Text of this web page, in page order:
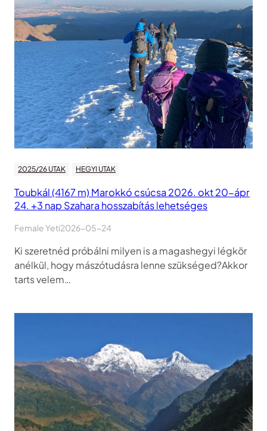
2025/26 UTAK HEGYI UTAK
Toubkál (4167 m) Marokkó csúcsa 2026. okt 20-ápr
24. +3 nap Szahara hosszabítás lehetséges
Female Yeti2026-05-24
Ki szeretnéd próbálni milyen is a magashegyi légkör
anélkül, hogy mászótudásra lenne szükséged?Akkor
tarts velem…